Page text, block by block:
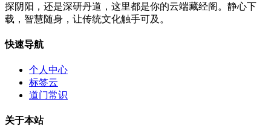
探阴阳，还是深研丹道，这里都是你的云端藏经阁。静心下
载，智慧随身，让传统文化触手可及。
快速导航
个人中心
标签云
道门常识
关于本站